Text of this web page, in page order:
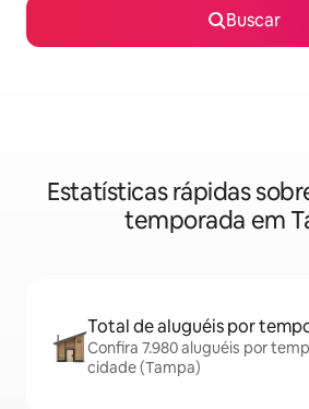
Buscar
Estatísticas rápidas
temporada em
Total de aluguéis por
Confira 7.980 aluguéis por
cidade (Tampa)